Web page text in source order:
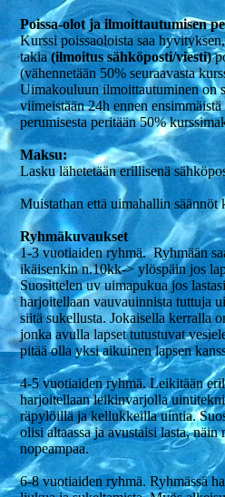
Poissa-olot ja ilmoittautumisen
Kurssi poissaoloista saa
takia(ilmoitus sähköposti/viesti)
(vähennetään 50% seuraavasta
Uimakouluun ilmoittautuminen on
viimeistään 24h ennen
perumisesta peritään 50%
Maksu:
Lasku lähetetään erillisenä
Muistathan että uimahallin säännöt
Ryhmäkuvaukset
1-3 vuotiaiden ryhmä. Ryhmään
ikäisenkin n.10kk-> ylöspäin jos
Suosittelen uv uimapukua jos
harjoitellaan vauvauinnista tuttuja
siitä sukellusta. Jokaisella kerralla
jonka avulla lapset tutustuvat
pitää olla yksi aikuinen lapsen
4-5 vuotiaiden ryhmä. Leikitään
harjoitellaan leikinvarjolla
räpylöillä ja kellukkeilla uintia.
olisi altaassa ja avustaisi lasta,
nopeampaa.
6-8 vuotiaiden ryhmä. Ryhmässä